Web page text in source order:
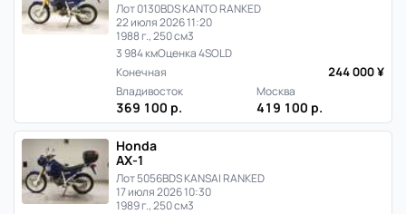
Лот 0130BDS KANTO RANKED
22 июля 2026 11:20
1988 г., 250 см3
3 984 кмОценка 4SOLD
Конечная
244 000 ¥
Владивосток
369 100 р.
Москва
419 100 р.
Honda
AX-1
Лот 5056BDS KANSAI RANKED
17 июля 2026 10:30
1989 г., 250 см3